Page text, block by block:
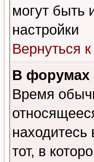
могут быть
настройки
Вернуться
В форумах
Время
тот, в